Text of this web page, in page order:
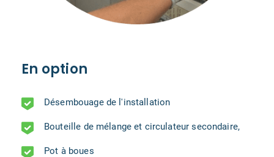
En option
Désembouage de l'installation
Bouteille de mélange et circulateur secondaire,
Pot à boues